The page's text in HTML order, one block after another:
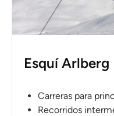
Esquí Arlberg
Carreras para
Recorridos